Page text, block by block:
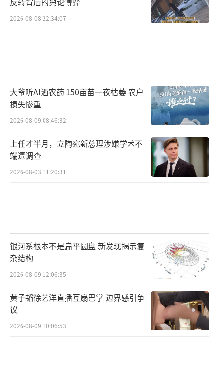
2026-08-08 22:34:07
大爷听AI洒农药 150亩苗一夜枯萎 农户
损失惨重
2026-08-09 08:46:32
上任才半月，立陶宛新总理涉嫌学术不
端遭调查
2026-08-03 11:20:31
银河系根本不是扁平圆盘 新发现揭示复
杂结构
2026-08-09 12:06:35
黄子韬徐艺洋直播互扇巴掌 边界感引争
议
2026-08-09 10:06:53